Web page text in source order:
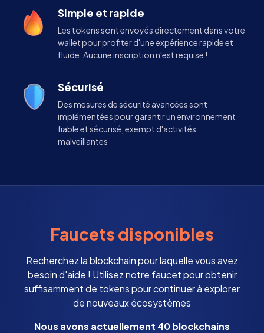
Simple et rapide
Les tokens sont envoyés directement dans votre
wallet pour profiter d'une expérience rapide et
fluide. Aucune inscription n'est requise !
Sécurisé
Des mesures de sécurité avancées sont
implémentées pour garantir un environnement
fiable et sécurisé, exempt d'activités
malveillantes
Faucets disponibles
Recherchez la blockchain pour laquelle vous avez
besoin d'aide ! Utilisez notre faucet pour obtenir
suffisamment de tokens pour continuer à explorer
de nouveaux écosystèmes
Nous avons actuellement 40 blockchains